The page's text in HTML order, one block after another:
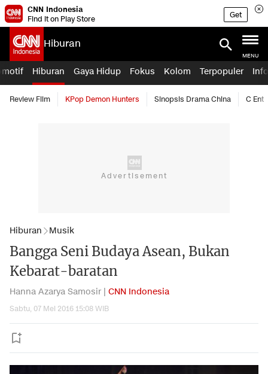
CNN Indonesia
Find it on Play Store
Get
Hiburan
MENU
Hiburan Gaya Hidup Fokus Kolom Terpopuler
Review Film KPop Demon Hunters Sinopsis Drama China C Ent
Hiburan Musik
Bangga Seni Budaya Asean, Bukan
Kebarat-baratan
Hanna Azarya Samosir | CNN Indonesia
Sabtu, 07 Mei 2016 15:08 WIB